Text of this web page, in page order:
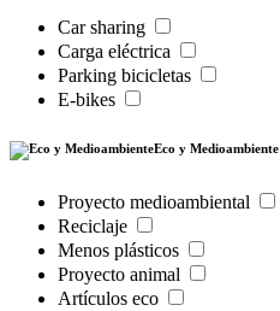
Car sharing
Carga eléctrica
Parking bicicletas
E-bikes
Eco y Medioambiente
Proyecto medioambiental
Reciclaje
Menos plásticos
Proyecto animal
Artículos eco